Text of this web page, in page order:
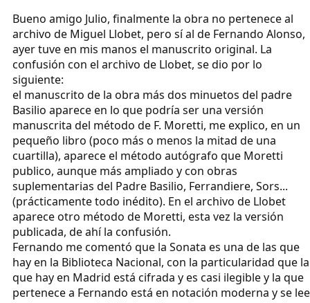
Bueno amigo Julio, finalmente la obra no pertenece al
archivo de Miguel Llobet, pero sí al de Fernando Alonso,
ayer tuve en mis manos el manuscrito original. La
confusión con el archivo de Llobet, se dio por lo
siguiente:
el manuscrito de la obra más dos minuetos del padre
Basilio aparece en lo que podría ser una versión
manuscrita del método de F. Moretti, me explico, en un
pequeño libro (poco más o menos la mitad de una
cuartilla), aparece el método autógrafo que Moretti
publico, aunque más ampliado y con obras
suplementarias del Padre Basilio, Ferrandiere, Sors...
(prácticamente todo inédito). En el archivo de Llobet
aparece otro método de Moretti, esta vez la versión
publicada, de ahí la confusión.
Fernando me comentó que la Sonata es una de las que
hay en la Biblioteca Nacional, con la particularidad que la
que hay en Madrid está cifrada y es casi ilegible y la que
pertenece a Fernando está en notación moderna y se lee